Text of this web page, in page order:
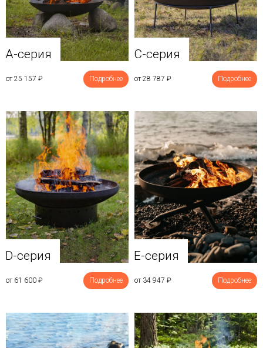
A-серия
от 25 157 ₽ Подробнее
C-серия
от 28 787 ₽ Подробнее
D-серия
от 61 600 ₽ Подробнее
E-серия
от 34 947 ₽ Подробнее